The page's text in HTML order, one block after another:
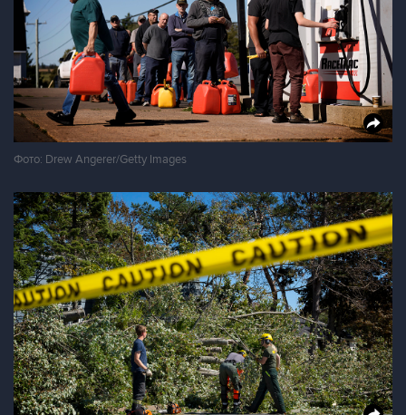
Фото: Drew Angerer/Getty Images